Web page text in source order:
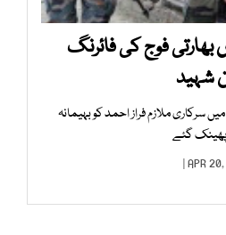
فوج کی فائرنگ
شہید
سرکاری ملازم فراز احمد کو بہیمانہ
پھینک گئے